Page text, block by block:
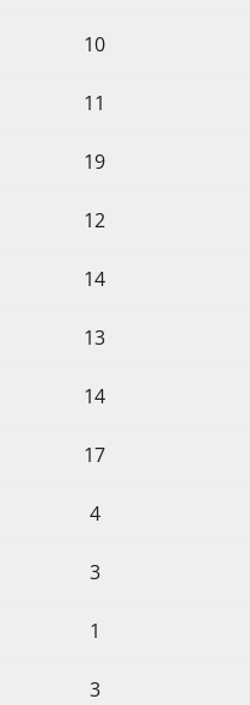
10
11
19
12
14
13
14
17
4
3
1
3